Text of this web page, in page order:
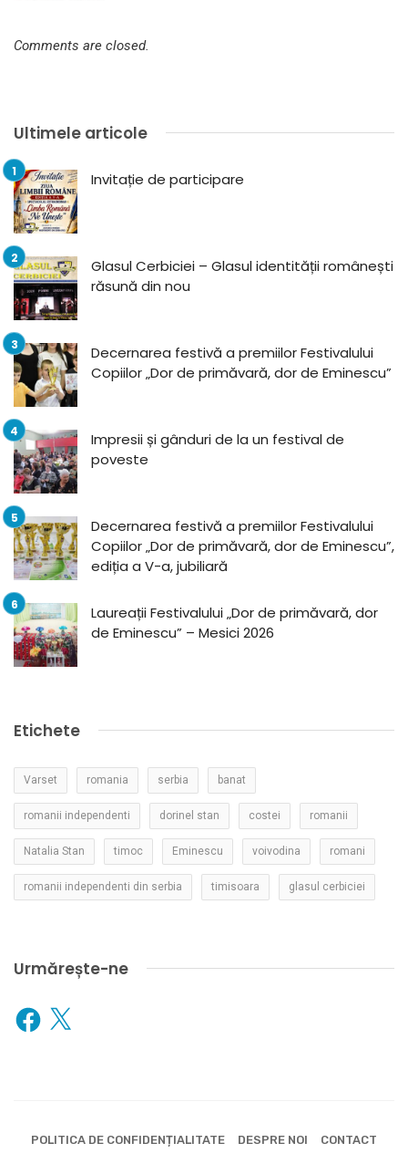
Comments are closed.
Ultimele articole
Invitație de participare
Glasul Cerbiciei – Glasul identității românești
răsună din nou
Decernarea festivă a premiilor Festivalului
Copiilor „Dor de primăvară, dor de Eminescu”
Impresii și gânduri de la un festival de
poveste
Decernarea festivă a premiilor Festivalului
Copiilor „Dor de primăvară, dor de Eminescu”,
ediția a V-a, jubiliară
Laureații Festivalului „Dor de primăvară, dor
de Eminescu” – Mesici 2026
Etichete
Varset romania serbia banat
romanii independenti dorinel stan costei romanii
Natalia Stan timoc Eminescu voivodina romani
romanii independenti din serbia timisoara glasul cerbiciei
Urmărește-ne
Facebook
X
POLITICA DE CONFIDENȚIALITATE DESPRE NOI CONTACT